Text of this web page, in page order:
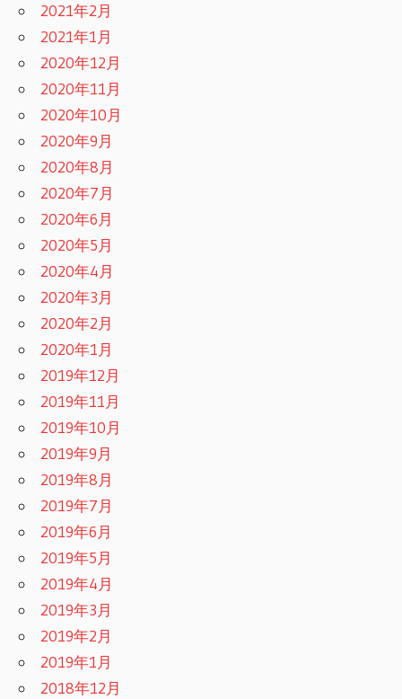
2021年2月
2021年1月
2020年12月
2020年11月
2020年10月
2020年9月
2020年8月
2020年7月
2020年6月
2020年5月
2020年4月
2020年3月
2020年2月
2020年1月
2019年12月
2019年11月
2019年10月
2019年9月
2019年8月
2019年7月
2019年6月
2019年5月
2019年4月
2019年3月
2019年2月
2019年1月
2018年12月